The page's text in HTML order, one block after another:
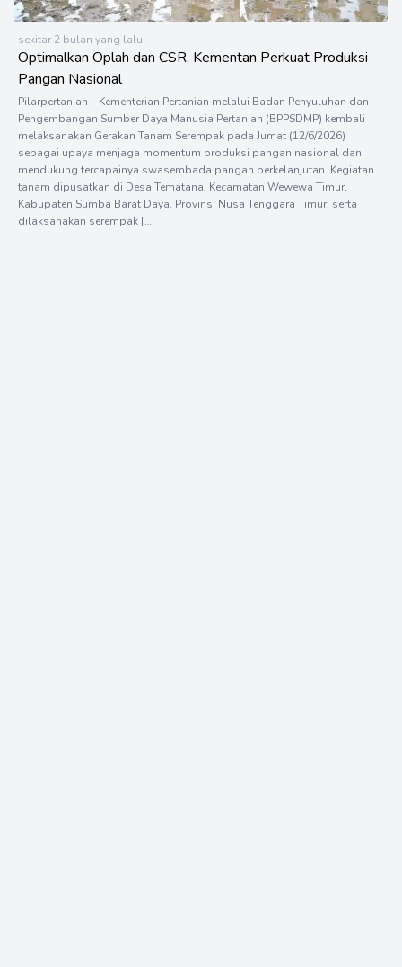
sekitar 2 bulan yang lalu
Optimalkan Oplah dan CSR, Kementan Perkuat Produksi
Pangan Nasional
Pilarpertanian – Kementerian Pertanian melalui Badan Penyuluhan dan
Pengembangan Sumber Daya Manusia Pertanian (BPPSDMP) kembali
melaksanakan Gerakan Tanam Serempak pada Jumat (12/6/2026)
sebagai upaya menjaga momentum produksi pangan nasional dan
mendukung tercapainya swasembada pangan berkelanjutan. Kegiatan
tanam dipusatkan di Desa Tematana, Kecamatan Wewewa Timur,
Kabupaten Sumba Barat Daya, Provinsi Nusa Tenggara Timur, serta
dilaksanakan serempak […]